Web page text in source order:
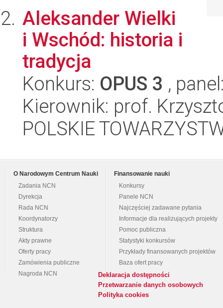
Aleksander Wielki
i Wschód: historia i
tradycja
Konkurs: OPUS 3 ,
Kierownik: prof.
POLSKIE
O Narodowym Centrum Nauki
Zadania NCN
Dyrekcja
Rada NCN
Koordynatorzy
Struktura
Akty prawne
Oferty pracy
Zamówienia publiczne
Nagroda NCN
Finansowanie nauki
Konkursy
Panele NCN
Najczęściej zadawane pytania
Informacje dla realizujących projekty
Pomoc publiczna
Statystyki konkursów
Przykłady finansowanych projektów
Baza ofert pracy
Deklaracja dostępności
Przetwarzanie danych osobowych
Polityka cookies